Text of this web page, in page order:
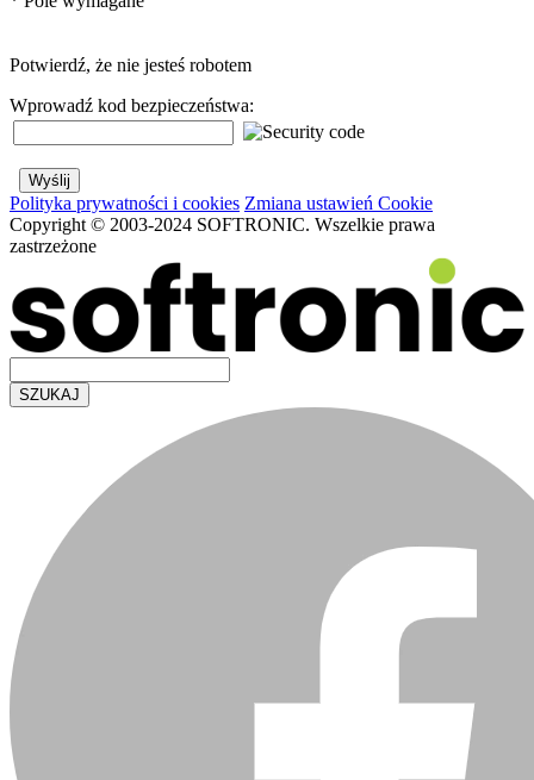
Potwierdź, że nie jesteś robotem
Wprowadź kod bezpieczeństwa:
Polityka prywatności i cookies Zmiana ustawień Cookie
Copyright © 2003-2024 SOFTRONIC. Wszelkie prawa
zastrzeżone